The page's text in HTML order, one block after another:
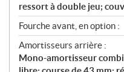
ressort à double jeu;
Fourche avant, en option :
Amortisseurs arrière :
Mono-amortisseur